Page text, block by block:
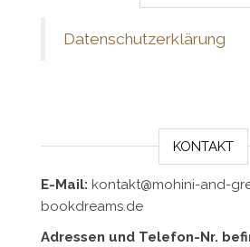
Datenschutzerklärung
KONTAKT
E-Mail: kontakt@mohini-and-
bookdreams.de
Adressen und Telefon-Nr.